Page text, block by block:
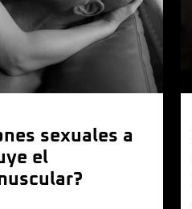
sexuales a
el